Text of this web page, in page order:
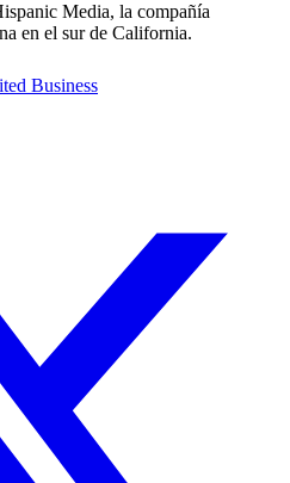
Media, la compañía
en el sur de California.
Business